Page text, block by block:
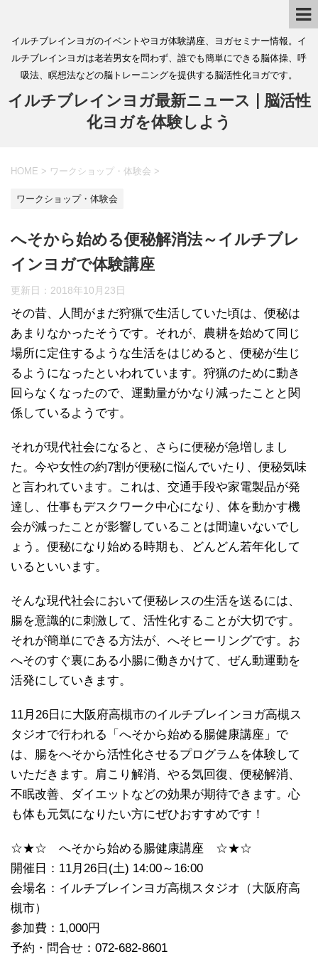
イルチブレインヨガのイベントやヨガ体験講座、ヨガセミナー情報。イ
ルチブレインヨガは老若男女を問わず、誰でも簡単にできる脳体操、呼
吸法、瞑想法などの脳トレーニングを提供する脳活性化ヨガです。
イルチブレインヨガ最新ニュース | 脳活性
化ヨガを体験しよう
HOME > ワークショップ・体験会 >
ワークショップ・体験会
へそから始める便秘解消法～イルチブレ
インヨガで体験講座
更新日： 2018年10月23日
その昔、人間がまだ狩猟で生活していた頃は、便秘は
あまりなかったそうです。それが、農耕を始めて同じ
場所に定住するような生活をはじめると、便秘が生じ
るようになったといわれています。狩猟のために動き
回らなくなったので、運動量がかなり減ったことと関
係しているようです。
それが現代社会になると、さらに便秘が急増しまし
た。今や女性の約7割が便秘に悩んでいたり、便秘気味
と言われています。これは、交通手段や家電製品が発
達し、仕事もデスクワーク中心になり、体を動かす機
会が減ったことが影響していることは間違いないでし
ょう。便秘になり始める時期も、どんどん若年化して
いるといいます。
そんな現代社会において便秘レスの生活を送るには、
腸を意識的に刺激して、活性化することが大切です。
それが簡単にできる方法が、へそヒーリングです。お
へそのすぐ裏にある小腸に働きかけて、ぜん動運動を
活発にしていきます。
11月26日に大阪府高槻市のイルチブレインヨガ高槻ス
タジオで行われる「へそから始める腸健康講座」で
は、腸をへそから活性化させるプログラムを体験して
いただきます。肩こり解消、やる気回復、便秘解消、
不眠改善、ダイエットなどの効果が期待できます。心
も体も元気になりたい方にぜひおすすめです！
☆★☆ へそから始める腸健康講座 ☆★☆
開催日：11月26日(土) 14:00～16:00
会場名：イルチブレインヨガ高槻スタジオ（大阪府高
槻市）
参加費：1,000円
予約・問合せ：072-682-8601